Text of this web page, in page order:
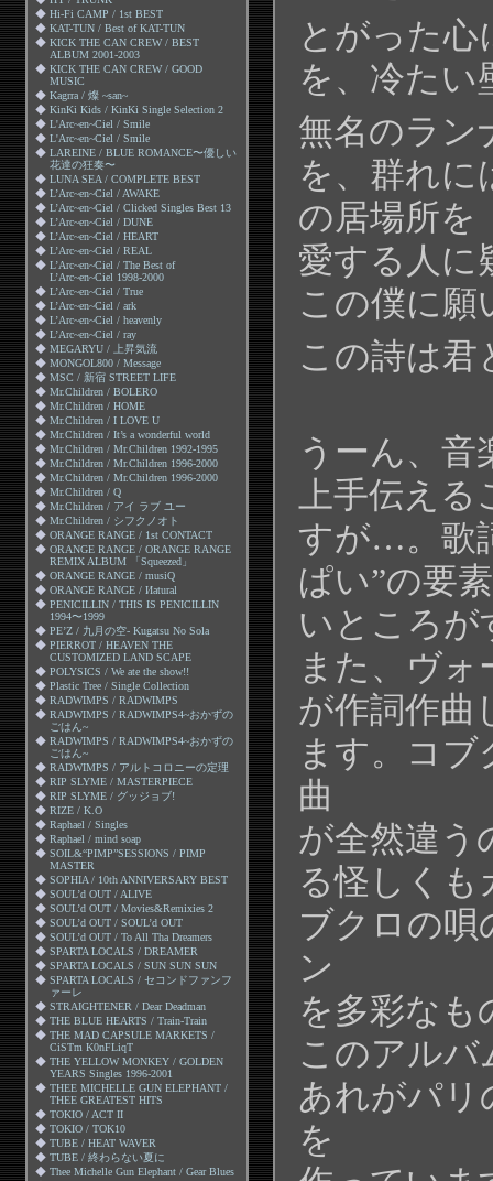
◆ Hi-Fi CAMP / 1st BEST
◆ KAT-TUN / Best of KAT-TUN
◆ KICK THE CAN CREW / BEST
ALBUM 2001-2003
◆ KICK THE CAN CREW / GOOD
MUSIC
◆ Kagrra / 燦 ~san~
◆ KinKi Kids / KinKi Single Selection 2
◆ L'Arc~en~Ciel / Smile
◆ L'Arc~en~Ciel / Smile
◆ LAREINE / BLUE ROMANCE〜優しい
花達の狂奏〜
◆ LUNA SEA / COMPLETE BEST
◆ L’Arc~en~Ciel / AWAKE
◆ L’Arc~en~Ciel / Clicked Singles Best 13
◆ L’Arc~en~Ciel / DUNE
◆ L’Arc~en~Ciel / HEART
◆ L’Arc~en~Ciel / REAL
◆ L’Arc~en~Ciel / The Best of
L’Arc~en~Ciel 1998-2000
◆ L’Arc~en~Ciel / True
◆ L’Arc~en~Ciel / ark
◆ L’Arc~en~Ciel / heavenly
◆ L’Arc~en~Ciel / ray
◆ MEGARYU / 上昇気流
◆ MONGOL800 / Message
◆ MSC / 新宿 STREET LIFE
◆ Mr.Children / BOLERO
◆ Mr.Children / HOME
◆ Mr.Children / I LOVE U
◆ Mr.Children / It’s a wonderful world
◆ Mr.Children / Mr.Children 1992-1995
◆ Mr.Children / Mr.Children 1996-2000
◆ Mr.Children / Mr.Children 1996-2000
◆ Mr.Children / Q
◆ Mr.Children / アイ ラブ ユー
◆ Mr.Children / シフクノオト
◆ ORANGE RANGE / 1st CONTACT
◆ ORANGE RANGE / ORANGE RANGE
REMIX ALBUM 「Squeezed」
◆ ORANGE RANGE / musiQ
◆ ORANGE RANGE / Иatural
◆ PENICILLIN / THIS IS PENICILLIN
1994〜1999
◆ PE’Z / 九月の空- Kugatsu No Sola
◆ PIERROT / HEAVEN THE
CUSTOMIZED LAND SCAPE
◆ POLYSICS / We ate the show!!
◆ Plastic Tree / Single Collection
◆ RADWIMPS / RADWIMPS
◆ RADWIMPS / RADWIMPS4~おかずの
ごはん~
◆ RADWIMPS / RADWIMPS4~おかずの
ごはん~
◆ RADWIMPS / アルトコロニーの定理
◆ RIP SLYME / MASTERPIECE
◆ RIP SLYME / グッジョブ!
◆ RIZE / K.O
◆ Raphael / Singles
◆ Raphael / mind soap
◆ SOIL&“PIMP”SESSIONS / PIMP
MASTER
◆ SOPHIA / 10th ANNIVERSARY BEST
◆ SOUL’d OUT / ALIVE
◆ SOUL’d OUT / Movies&Remixies 2
◆ SOUL’d OUT / SOUL’d OUT
◆ SOUL’d OUT / To All Tha Dreamers
◆ SPARTA LOCALS / DREAMER
◆ SPARTA LOCALS / SUN SUN SUN
◆ SPARTA LOCALS / セコンドファンフ
ァーレ
◆ STRAIGHTENER / Dear Deadman
◆ THE BLUE HEARTS / Train-Train
◆ THE MAD CAPSULE MARKETS /
CiSTm K0nFLiqT
◆ THE YELLOW MONKEY / GOLDEN
YEARS Singles 1996-2001
◆ THEE MICHELLE GUN ELEPHANT /
THEE GREATEST HITS
◆ TOKIO / ACT II
◆ TOKIO / TOK10
◆ TUBE / HEAT WAVER
◆ TUBE / 終わらない夏に
◆ Thee Michelle Gun Elephant / Gear Blues
とがった心
を、冷たい
無名のラン
を、群れに
の居場所を
愛する人に
この僕に願
この詩は君
うーん、
上手伝える
すが…。歌
ぱい”の要
いところが
また、ヴ
が作詞作曲
ます。コ
曲
が全然違う
る怪しくも
ブクロの唄
ン
を多彩なも
このアルバ
あれがパリ
を